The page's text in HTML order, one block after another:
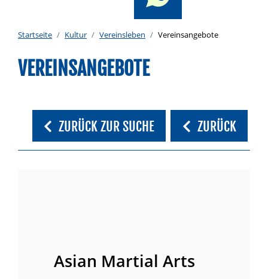
Startseite Kultur Vereinsleben Vereinsangebote
VEREINSANGEBOTE
ZURÜCK ZUR SUCHE ZURÜCK
Asian Martial Arts